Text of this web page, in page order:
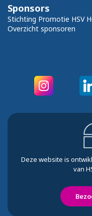
Sponsors
Stichting Promotie HSV
Overzicht sponsoren
Deze website is
van